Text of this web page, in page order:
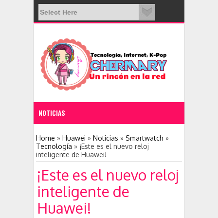
NOTICIAS
11:28 PM
Nace una nueva red social: Clubhouse
Home » Huawei » Noticias » Smartwatch »
Tecnología » ¡Este es el nuevo reloj
inteligente de Huawei!
¡Este es el nuevo reloj
inteligente de
Huawei!